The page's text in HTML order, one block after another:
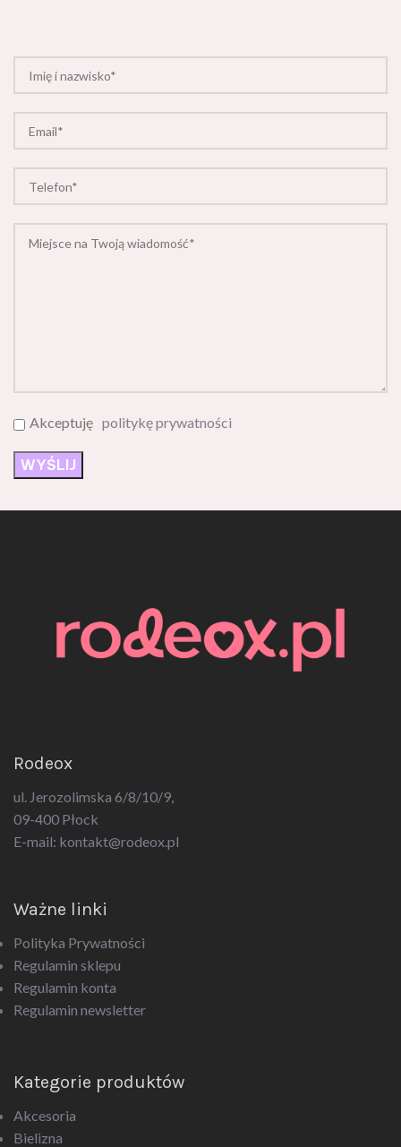
ul. Jerozolimska 6/8/10/9,
09-400 Płock
E-mail: kontakt@rodeox.pl
Polityka Prywatności
Regulamin sklepu
Regulamin konta
Regulamin newsletter
Akcesoria
Bielizna
Biżuteria